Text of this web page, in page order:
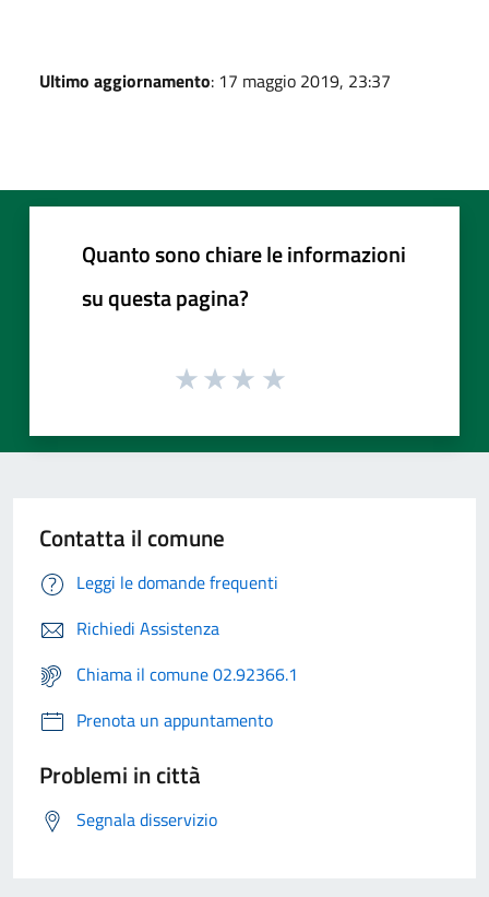
Ultimo aggiornamento: 17 maggio 2019, 23:37
Quanto sono chiare le informazioni
su questa pagina?
Contatta il comune
Leggi le domande frequenti
Richiedi Assistenza
Chiama il comune 02.92366.1
Prenota un appuntamento
Problemi in città
Segnala disservizio